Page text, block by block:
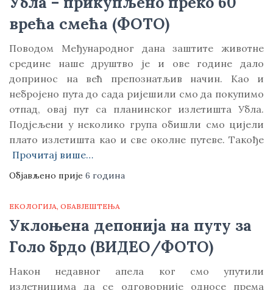
врећа смећа (ФОТО)
Поводом Међународног дана заштите животне
средине наше друштво је и ове године дало
допринос на већ препознатљив начин. Као и
небројено пута до сада ријешили смо да покупимо
отпад, овај пут са планинског излетишта Убла.
Подјељени у неколико група обишли смо цијели
плато излетишта као и све околне путеве. Такође
Прочитај више…
Објављено прије 6 година
ЕКОЛОГИЈА ОБАВЈЕШТЕЊА
Уклоњена депонија на путу за
Голо брдо (ВИДЕО/ФОТО)
Након недавног апела ког смо упутили
излетницима да се одговорније односе према